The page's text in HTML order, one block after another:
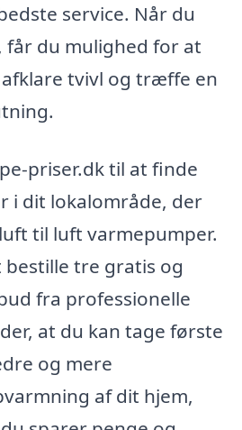
service. Når du
du mulighed for at
tvivl og træffe en
priser.dk til at finde
i dit lokalområde, der
til luft varmepumper.
bestille tre gratis og
fra professionelle
at du kan tage første
og mere
af dit hjem,